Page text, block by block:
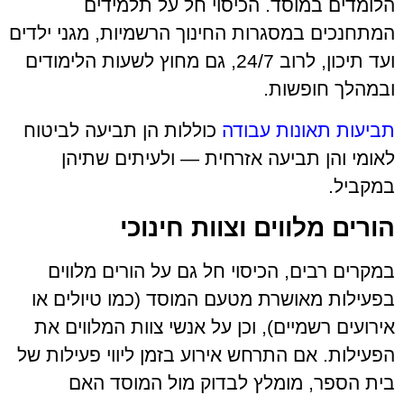
הלומדים במוסד. הכיסוי חל על תלמידים
המתחנכים במסגרות החינוך הרשמיות, מגני ילדים
ועד תיכון, לרוב 24/7, גם מחוץ לשעות הלימודים
ובמהלך חופשות.
תביעות תאונות עבודה כוללות הן תביעה לביטוח
לאומי והן תביעה אזרחית — ולעיתים שתיהן
במקביל.
הורים מלווים וצוות חינוכי
במקרים רבים, הכיסוי חל גם על הורים מלווים
בפעילות מאושרת מטעם המוסד (כמו טיולים או
אירועים רשמיים), וכן על אנשי צוות המלווים את
הפעילות. אם התרחש אירוע בזמן ליווי פעילות של
בית הספר, מומלץ לבדוק מול המוסד האם